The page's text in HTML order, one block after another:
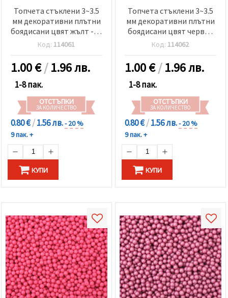
Топчета стъклени 3~3.5
мм декоративни плътни
боядисани цвят жълт -50
грама
Код: 114061
1.00€/1.96 лв.
1-8 пак.
ОТСТЪПКИ
ЗА КОЛИЧЕСТВО
0.80 €/1.56 лв.- 20 %
9 пак. +
КУПИ
Топчета стъклени 3~3.5
мм декоративни плътни
боядисани цвят червен
-50 грама
Код: 114062
1.00€/1.96 лв.
1-8 пак.
ОТСТЪПКИ
ЗА КОЛИЧЕСТВО
0.80 €/1.56 лв.- 20 %
9 пак. +
КУПИ